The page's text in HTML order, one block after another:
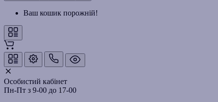
Ваш кошик порожній!
Особистий кабінет
Пн-Пт з 9-00 до 17-00